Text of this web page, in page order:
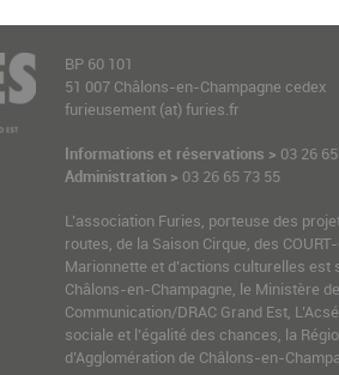
BP 60 101
51 007 Châlons-en-Champagne cedex
furieusement (at) furies.fr
Informations et réservations > 03 26
Administration > 03 26 65 73 55
L’association Furies, porteuse des
routes, de la Saison Cirque, des
Marionnette et d’actions culturelles est
Châlons-en-Champagne, le Ministère
Communication/DRAC Grand Est,
sociale et l’égalité des chances, la
d’Agglomération de Châlons-en-